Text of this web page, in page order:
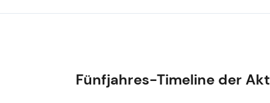
Fünfjahres-Timeline der